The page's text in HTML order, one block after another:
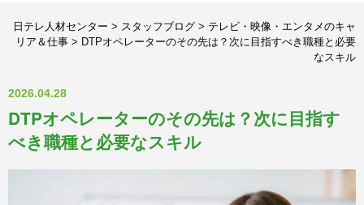
日テレ人材センター > スタッフブログ > テレビ・映像・エンタメのキャ
リア＆仕事 > DTPオペレーターのその先は？次に目指すべき職種と必要
なスキル
2026.04.28
DTPオペレーターのその先は？次に目指す
べき職種と必要なスキル